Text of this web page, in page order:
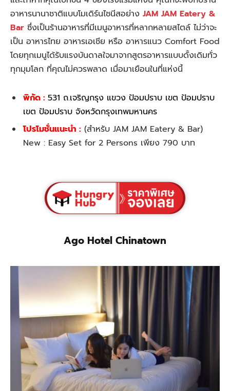
อาหารนานาชาติแบบโมเดิร์นไชนีสอย่าง JAM JAM Eatery &
Bar ซึ่งเป็นร้านอาหารที่มีเมนูอาหารที่หลากหลายสไตล์ ไม่ว่าจะ
เป็น อาหารไทย อาหารเอเชีย หรือ อาหารแนว Comfort Food
โดยทุกเมนูได้รับแรงบันดาลใจมาจากสูตรอาหารแบบดั้งเดิมทั่ว
ทุกมุมโลก ที่คุณไม่ควรพลาด เมื่อมาเยือนในที่แห่งนี้
พิกัด : 531 ถ.เจริญกรุง แขวง ป้อมปราบ เขต ป้อมปราบ
เขต ป้อมปราบ จังหวัดกรุงเทพมหานคร
โปรโมชั่นแนะนำ : (สำหรับ JAM JAM Eatery & Bar)
New : Easy Set for 2 Persons เพียง 790 บาท
Ago Hotel Chinatown